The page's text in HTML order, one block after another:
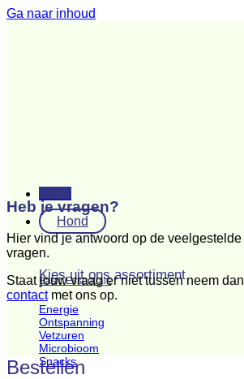
Ga naar inhoud
Hond
Kies uit ons assortiment
Basic Essentials
Energie
Ontspanning
Vetzuren
Microbioom
Snacks
Heb je vragen?
Hier vind je antwoord op de veelgestelde
vragen.
Staat jouw vraag er niet tussen neem dan
contactmet ons op.
Bestellen